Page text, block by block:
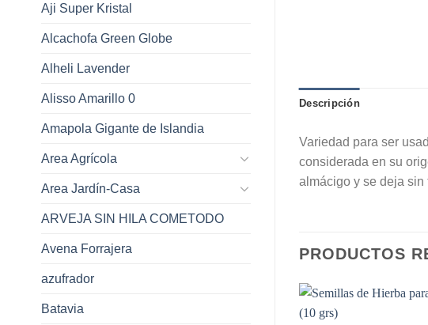
Aji Super Kristal
Alcachofa Green Globe
Alheli Lavender
Alisso Amarillo 0
Amapola Gigante de Islandia
Area Agrícola
Area Jardín-Casa
ARVEJA SIN HILA COMETODO
Avena Forrajera
azufrador
Batavia
Descripción
Variedad para ser
considerada en su
almácigo y se deja sin
PRODUCTOS